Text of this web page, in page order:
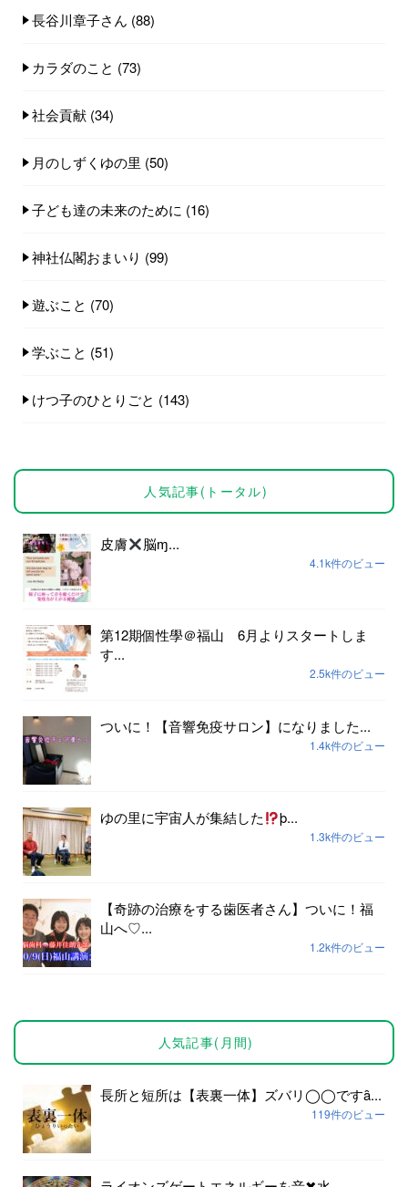
長谷川章子さん (88)
カラダのこと (73)
社会貢献 (34)
月のしずくゆの里 (50)
子ども達の未来のために (16)
神社仏閣おまいり (99)
遊ぶこと (70)
学ぶこと (51)
けつ子のひとりごと (143)
人気記事(トータル)
皮膚 脳ɱ...
4.1k件のビュー
第12期個性學＠福山 6月よりスタートしま
す...
2.5k件のビュー
ついに！【音響免疫サロン】になりました...
1.4k件のビュー
ゆの里に宇宙人が集結した þ...
1.3k件のビュー
【奇跡の治療をする歯医者さん】ついに！福
山へ♡...
1.2k件のビュー
人気記事(月間)
長所と短所は【表裏一体】ズバリ◯◯ですȃ...
119件のビュー